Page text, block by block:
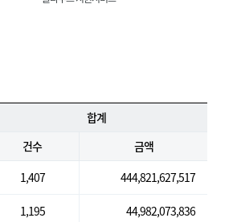
합계
건수
금액
1,407 444,821,627,517
1,195 44,982,073,836